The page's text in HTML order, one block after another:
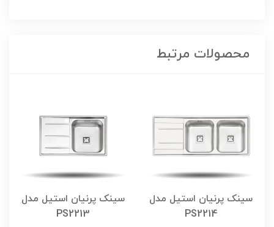
محصولات مرتبط
سینک پرنیان استیل مدل
PS2214
سینک پرنیان استیل مدل
PS2213